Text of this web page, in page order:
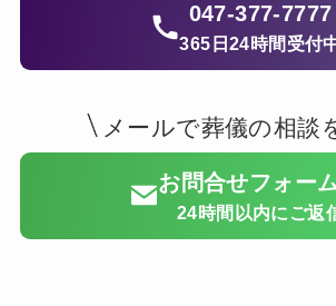
047-377-7777
365日24時間受付
メールで葬儀の相談
お問合せフォー
24時間以内にご返